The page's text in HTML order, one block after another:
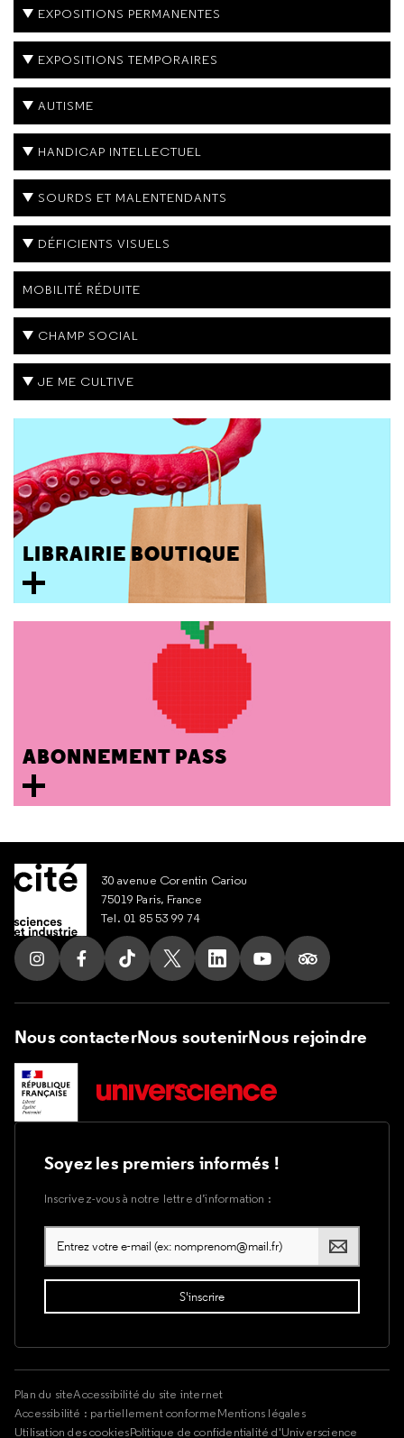
EXPOSITIONS PERMANENTES
EXPOSITIONS TEMPORAIRES
AUTISME
HANDICAP INTELLECTUEL
SOURDS ET MALENTENDANTS
DÉFICIENTS VISUELS
MOBILITÉ RÉDUITE
CHAMP SOCIAL
JE ME CULTIVE
LIBRAIRIE BOUTIQUE
ABONNEMENT PASS
30 avenue Corentin Cariou
75019 Paris, France
Tel. 01 85 53 99 74
Suivez nous sur Instagram
Suivez nous sur Facebook
Suivez nous sur Tik Tok
Suivez nous sur X
Suivez nous sur LinkedIn
Suivez nous sur
Suivez nous
Nous contacterNous soutenirNous rejoindre
Soyez les premiers informés !
Inscrivez-vous à notre lettre d’information :
Plan du siteAccessibilité du site internet
Accessibilité : partiellement conformeMentions légales
Utilisation des cookiesPolitique de confidentialité d'Universcience